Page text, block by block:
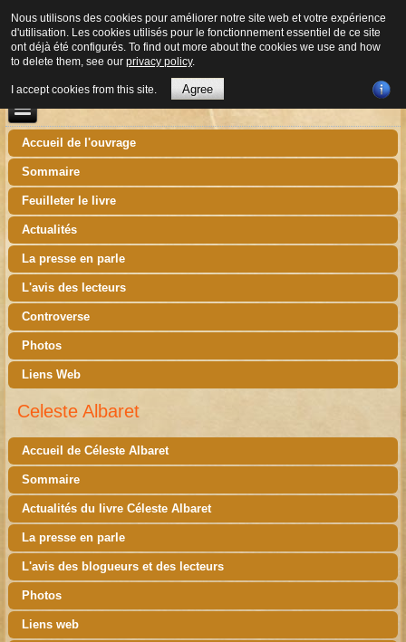
Accueil de l'ouvrage
Sommaire
Feuilleter le livre
Actualités
La presse en parle
L'avis des lecteurs
Controverse
Photos
Liens Web
Celeste Albaret
Accueil de Céleste Albaret
Sommaire
Actualités du livre Céleste Albaret
La presse en parle
L'avis des blogueurs et des lecteurs
Photos
Liens web
Nous utilisons des cookies pour améliorer notre site web et votre expérience
d'utilisation. Les cookies utilisés pour le fonctionnement essentiel de ce site
ont déjà été configurés. To find out more about the cookies we use and how
to delete them, see our privacy policy.
I accept cookies from this site. Agree